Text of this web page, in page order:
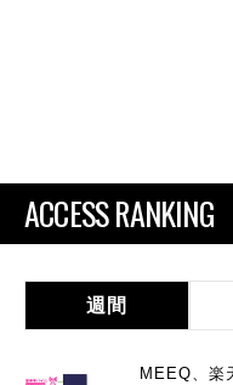
ACCESS RANKING
週間
MEEQ、楽